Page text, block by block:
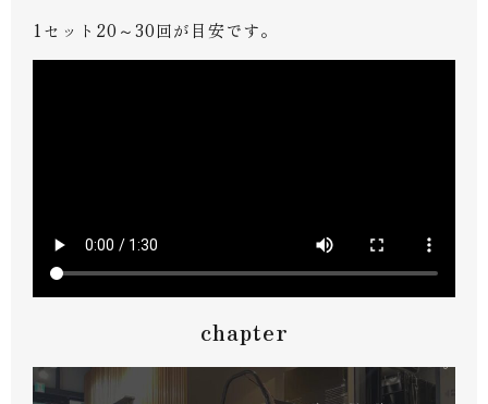
1セット20～30回が目安です。
chapter